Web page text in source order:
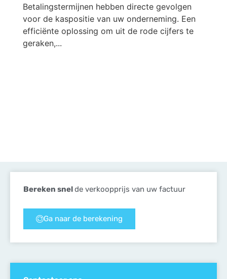
Betalingstermijnen hebben directe gevolgen
voor de kaspositie van uw onderneming. Een
efficiënte oplossing om uit de rode cijfers te
geraken,...
Bereken snelde verkoopprijs van uw factuur
Ga naar de berekening